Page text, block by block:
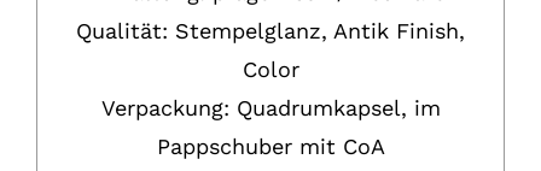
Qualität: Stempelglanz, Antik Finish,
Color
Verpackung: Quadrumkapsel, im
Pappschuber mit CoA